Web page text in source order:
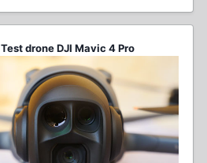
Test drone DJI Mavic 4 Pro